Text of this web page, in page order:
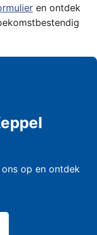
en ontdek
op en ontdek